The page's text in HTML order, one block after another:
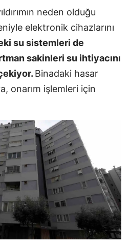
neden olduğu
elektronik cihazlarını
su sistemleri de
sakinleri su ihtiyacını
Binadaki hasar
onarım işlemleri için